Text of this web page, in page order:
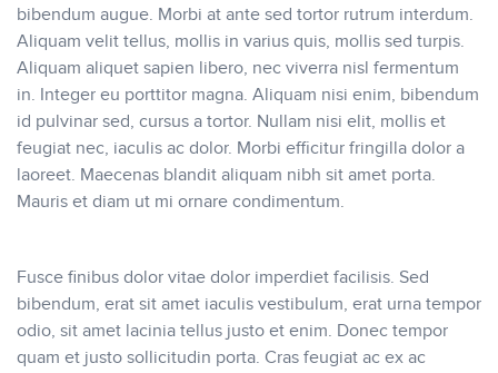
bibendum augue. Morbi at ante sed tortor rutrum interdum.
Aliquam velit tellus, mollis in varius quis, mollis sed turpis.
Aliquam aliquet sapien libero, nec viverra nisl fermentum
in. Integer eu porttitor magna. Aliquam nisi enim, bibendum
id pulvinar sed, cursus a tortor. Nullam nisi elit, mollis et
feugiat nec, iaculis ac dolor. Morbi efficitur fringilla dolor a
laoreet. Maecenas blandit aliquam nibh sit amet porta.
Mauris et diam ut mi ornare condimentum.
Fusce finibus dolor vitae dolor imperdiet facilisis. Sed
bibendum, erat sit amet iaculis vestibulum, erat urna tempor
odio, sit amet lacinia tellus justo et enim. Donec tempor
quam et justo sollicitudin porta. Cras feugiat ac ex ac